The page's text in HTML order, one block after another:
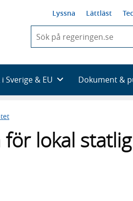
Lyssna Lättläst
du
skriva
framträder
en
Sverige & EU Dokument &
lokal